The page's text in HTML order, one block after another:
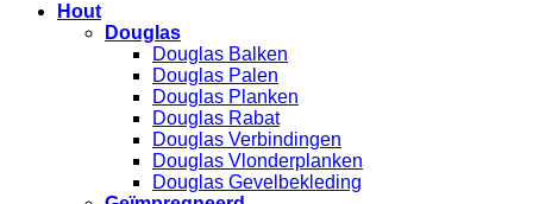
Hout
Douglas
Douglas Balken
Douglas Palen
Douglas Planken
Douglas Rabat
Douglas Verbindingen
Douglas Vlonderplanken
Douglas Gevelbekleding